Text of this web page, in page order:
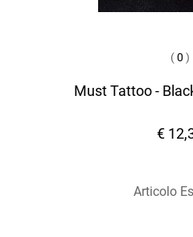
(0 )
Must Tattoo -
€
Articolo